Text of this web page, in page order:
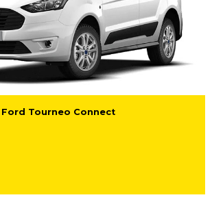
Ford Tourneo Connect